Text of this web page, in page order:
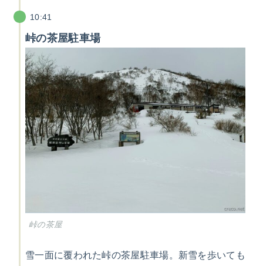
10:41
峠の茶屋駐車場
峠の茶屋
雪一面に覆われた峠の茶屋駐車場。新雪を歩いても